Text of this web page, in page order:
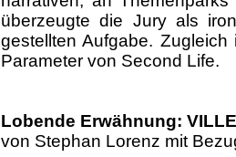
überzeugte die Jury als
gestellten Aufgabe.
Parameter von Second Life.
Lobende Erwähnung:
von Stephan Lorenz mit